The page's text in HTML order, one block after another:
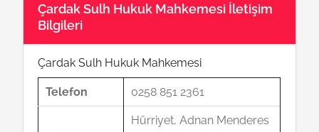
Çardak Sulh Hukuk Mahkemesi İletişim
Bilgileri
Çardak Sulh Hukuk Mahkemesi
Telefon 0258 851 2361
Hürriyet, Adnan Menderes